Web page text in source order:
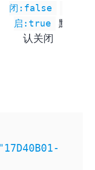
闭:false
启:true
默
认关闭